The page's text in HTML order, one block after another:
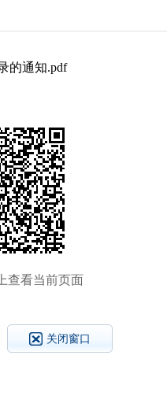
的通知.pdf
查看当前页面
关闭窗口